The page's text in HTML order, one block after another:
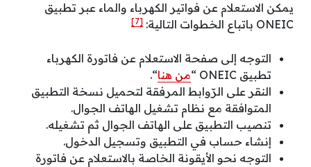
يمكن الاستعلام عن فواتير الكهرباء والماء عبر تطبيق
ONEIC باتباع الخطوات التالية:
[7]
التوجه إلى صفحة الاستعلام عن فاتورة الكهرباء
تطبيق ONEIC “
من هنا“.
النقر على الرّوابط المرفقة لتحميل نسخة التطبيق
المتوافقة مع نظام تشغيل الهاتف الجوال.
تنصيب التطبيق على الهاتف الجوال ثم تشغيله.
إنشاء حساب في التطبيق وتسجيل الدخول.
التوجه نحو الأيقونة الخاصة بالاستعلام عن فاتورة